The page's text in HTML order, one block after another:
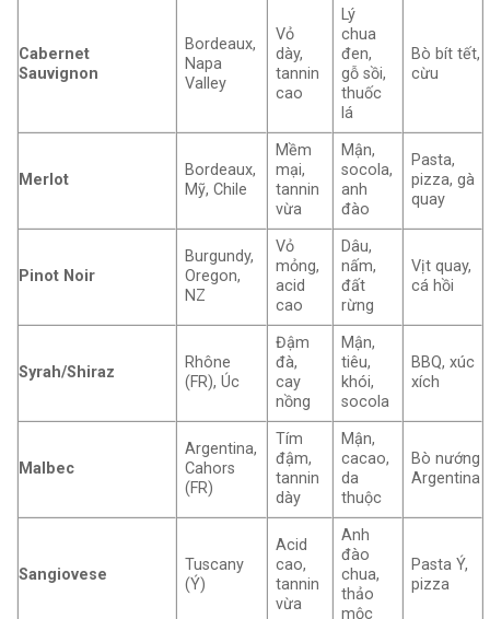
Cabernet
Sauvignon
Bordeaux,
Napa
Valley
Vỏ
dày,
tannin
cao
Lý
chua
đen,
gỗ sồi,
thuốc
lá
Bò bít tết,
cừu
Merlot
Bordeaux,
Mỹ, Chile
Mềm
mại,
tannin
vừa
Mận,
socola,
anh
đào
Pasta,
pizza, gà
quay
Pinot Noir
Burgundy,
Oregon,
NZ
Vỏ
mỏng,
acid
cao
Dâu,
nấm,
đất
rừng
Vịt quay,
cá hồi
Syrah/Shiraz
Rhône
(FR), Úc
Đậm
đà,
cay
nồng
Mận,
tiêu,
khói,
socola
BBQ, xúc
xích
Malbec
Argentina,
Cahors
(FR)
Tím
đậm,
tannin
dày
Mận,
cacao,
da
thuộc
Bò nướng
Argentina
Sangiovese
Tuscany
(Ý)
Acid
cao,
tannin
vừa
Anh
đào
chua,
thảo
mộc
Pasta Ý,
pizza